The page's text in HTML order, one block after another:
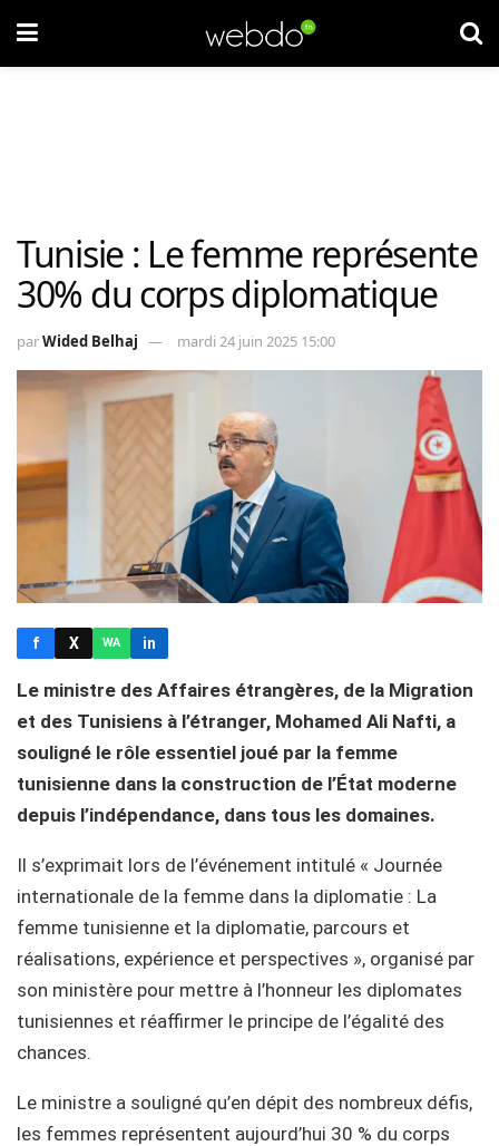
Tunisie : Le femme représente
30% du corps diplomatique
parWided Belhaj mardi 24 juin 2025 15:00
f X WA in
Le ministre des Affaires étrangères, de la Migration
et des Tunisiens à l’étranger, Mohamed Ali Nafti, a
souligné le rôle essentiel joué par la femme
tunisienne dans la construction de l’État moderne
depuis l’indépendance, dans tous les domaines.
Il s’exprimait lors de l’événement intitulé « Journée
internationale de la femme dans la diplomatie : La
femme tunisienne et la diplomatie, parcours et
réalisations, expérience et perspectives », organisé par
son ministère pour mettre à l’honneur les diplomates
tunisiennes et réaffirmer le principe de l’égalité des
chances.
Le ministre a souligné qu’en dépit des nombreux défis,
les femmes représentent aujourd’hui 30 % du corps